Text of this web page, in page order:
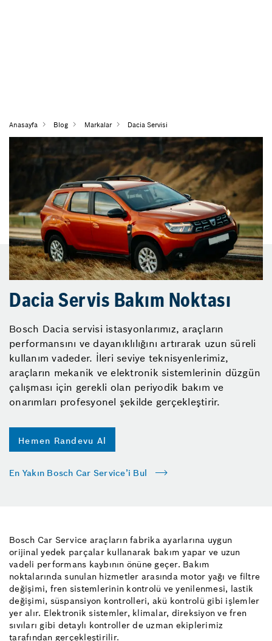
Anasayfa Blog Markalar Dacia Servisi
Dacia Servis Bakım Noktası
Bosch Dacia servisi istasyonlarımız, araçların
performansını ve dayanıklılığını artırarak uzun süreli
kullanım vadeder. İleri seviye teknisyenlerimiz,
araçların mekanik ve elektronik sistemlerinin düzgün
çalışması için gerekli olan periyodik bakım ve
onarımları profesyonel şekilde gerçekleştirir.
Hemen Randevu Al
En Yakın Bosch Car Service’i Bul
Bosch Car Service araçların fabrika ayarlarına uygun
orijinal yedek parçalar kullanarak bakım yapar ve uzun
vadeli performans kaybının önüne geçer. Bakım
noktalarında sunulan hizmetler arasında motor yağı ve filtre
değişimi, fren sistemlerinin kontrolü ve yenilenmesi, lastik
değişimi, süspansiyon kontrolleri, akü kontrolü gibi işlemler
yer alır. Elektronik sistemler, klimalar, direksiyon ve fren
sıvıları gibi detaylı kontroller de uzman ekiplerimiz
tarafından gerçekleştirilir.